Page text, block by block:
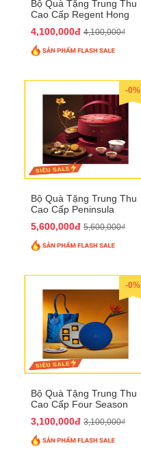
Bộ Quà Tặng Trung Thu
Cao Cấp Regent Hong
4,100,000đ 4,100,000₫
-0%
Bộ Quà Tặng Trung Thu
Cao Cấp Peninsula
5,600,000đ 5,600,000₫
-0%
Bộ Quà Tặng Trung Thu
Cao Cấp Four Season
3,100,000đ 3,100,000₫